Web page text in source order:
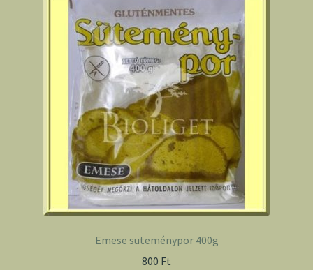
Emese süteménypor 400g
800 Ft